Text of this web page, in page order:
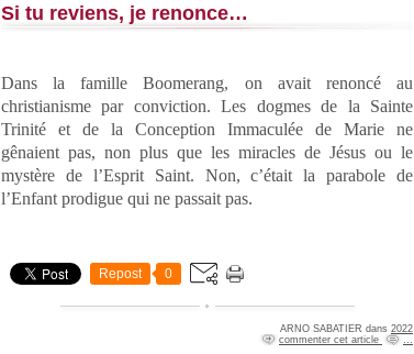
Si tu reviens, je renonce…
Dans la famille Boomerang, on avait renoncé au
christianisme par conviction. Les dogmes de la Sainte
Trinité et de la Conception Immaculée de Marie ne
gênaient pas, non plus que les miracles de Jésus ou le
mystère de l’Esprit Saint. Non, c’était la parabole de
l’Enfant prodigue qui ne passait pas.
Repost 0
ARNO SABATIER dans 2022
commenter cet article